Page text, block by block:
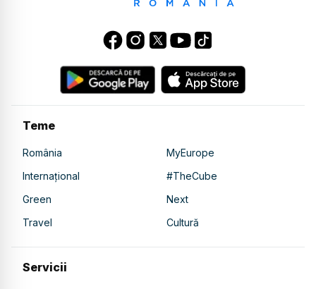
Teme
România
MyEurope
Internațional
#TheCube
Green
Next
Travel
Cultură
Servicii